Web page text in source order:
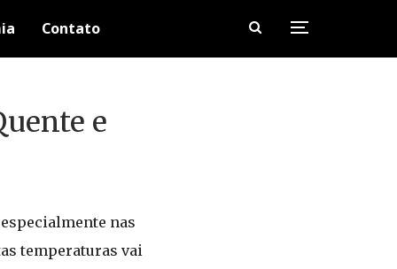
Contato
e
nas
temperaturas vai